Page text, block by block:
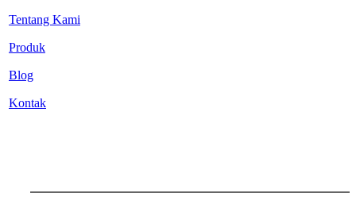
Tentang Kami
Produk
Blog
Kontak